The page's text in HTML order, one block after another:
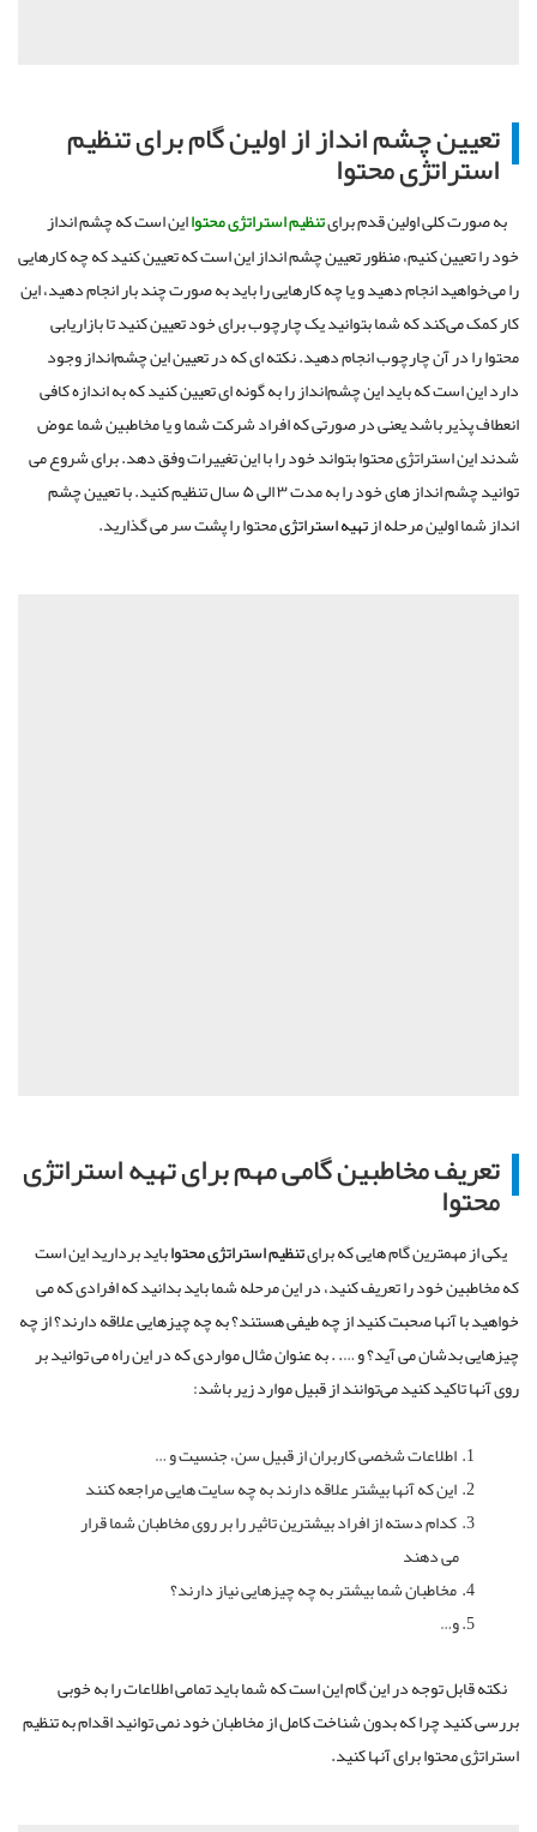
تعیین چشم انداز از اولین گام برای تنظیم
استراتژی محتوا
به صورت کلی اولین قدم برایتنظیم استراتژی محتوااین است که چشم انداز
خود را تعیین کنیم، منظور تعیین چشم انداز این است که تعیین کنید که چه کارهایی
را می‌خواهید انجام دهید و یا چه کارهایی را باید به صورت چند بار انجام دهید، این
کار کمک می‌کند که شما بتوانید یک چارچوب برای خود تعیین کنید تا بازاریابی
محتوا را در آن چارچوب انجام دهید. نکته ای که در تعیین این چشم‌انداز وجود
دارد این است که باید این چشم‌انداز را به گونه ای تعیین کنید که به اندازه کافی
انعطاف پذیر باشد یعنی در صورتی که افراد شرکت شما و یا مخاطبین شما عوض
شدند این استراتژی محتوا بتواند خود را با این تغییرات وفق دهد. برای شروع می
توانید چشم انداز های خود را به مدت ۳ الی ۵ سال تنظیم کنید. با تعیین چشم
انداز شما اولین مرحله ازتهیه استراتژیمحتوا را پشت سر می گذارید.
تعریف مخاطبین گامی مهم برای تهیه استراتژی
محتوا
یکی از مهمترین گام هایی که برایتنظیم استراتژی محتواباید بردارید این است
که مخاطبین خود را تعریف کنید، در این مرحله شما باید بدانید که افرادی که می
خواهید با آنها صحبت کنید از چه طیفی هستند؟ به چه چیزهایی علاقه دارند؟ از چه
چیزهایی بدشان می آید؟ و …. . به عنوان مثال مواردی که در این راه می توانید بر
روی آنها تاکید کنید می‌توانند از قبیل موارد زیر باشد:
اطلاعات شخصی کاربران از قبیل سن، جنسیت و …
این که آنها بیشتر علاقه دارند به چه سایت هایی مراجعه کنند
کدام دسته از افراد بیشترین تاثیر را بر روی مخاطبان شما قرار
می دهند
مخاطبان شما بیشتر به چه چیزهایی نیاز دارند؟
و…
نکته قابل توجه در این گام این است که شما باید تمامی اطلاعات را به خوبی
بررسی کنید چرا که بدون شناخت کامل از مخاطبان خود نمی توانید اقدام به تنظیم
استراتژی محتوا برای آنها کنید.